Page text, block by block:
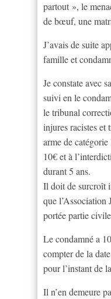
partout », le
de bœuf, une
J’avais de suite
famille et
Je constate avec
suivi en le
le tribunal
injures racistes et
arme de
10€ et à
durant 5 ans.
Il doit de surcroît
que l’Association
portée partie
Le condamné a
compter de la
pour l’instant de
Il n’en demeure